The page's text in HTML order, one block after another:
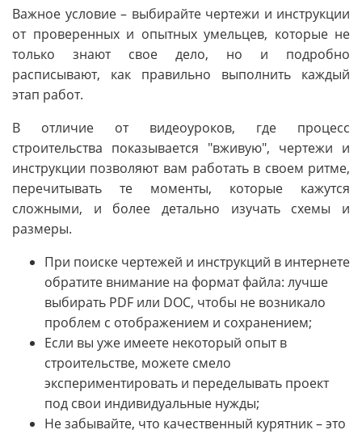
Важное условие – выбирайте чертежи и инструкции
от проверенных и опытных умельцев, которые не
только знают свое дело, но и подробно
расписывают, как правильно выполнить каждый
этап работ.
В отличие от видеоуроков, где процесс
строительства показывается "вживую", чертежи и
инструкции позволяют вам работать в своем ритме,
перечитывать те моменты, которые кажутся
сложными, и более детально изучать схемы и
размеры.
При поиске чертежей и инструкций в интернете
обратите внимание на формат файла: лучше
выбирать PDF или DOC, чтобы не возникало
проблем с отображением и сохранением;
Если вы уже имеете некоторый опыт в
строительстве, можете смело
экспериментировать и переделывать проект
под свои индивидуальные нужды;
Не забывайте, что качественный курятник – это